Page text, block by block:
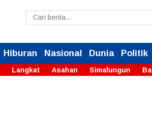
Hiburan Nasional Dunia Politik
Langkat Asahan Simalungun